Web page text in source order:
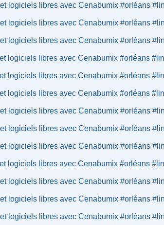
logiciels libres avec Cenabumix #orléans
logiciels libres avec Cenabumix #orléans
logiciels libres avec Cenabumix #orléans
logiciels libres avec Cenabumix #orléans
logiciels libres avec Cenabumix #orléans
logiciels libres avec Cenabumix #orléans
logiciels libres avec Cenabumix #orléans
logiciels libres avec Cenabumix #orléans
logiciels libres avec Cenabumix #orléans
logiciels libres avec Cenabumix #orléans
logiciels libres avec Cenabumix #orléans
logiciels libres avec Cenabumix #orléans
logiciels libres avec Cenabumix #orléans